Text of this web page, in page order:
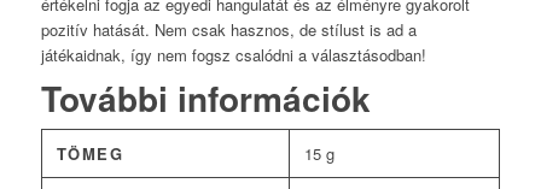
pozitív hatását. Nem csak hasznos, de stílust is ad a
játékaidnak, így nem fogsz csalódni a választásodban!
További információk
TÖMEG 15 g